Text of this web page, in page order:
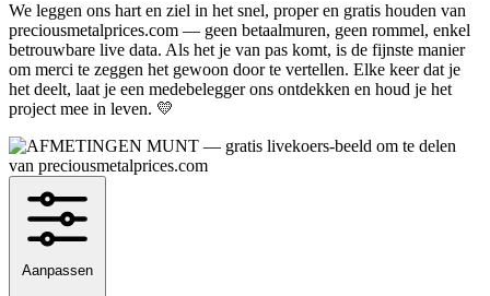
We leggen ons hart en ziel in het snel, proper en gratis houden van
preciousmetalprices.com — geen betaalmuren, geen rommel, enkel
betrouwbare live data. Als het je van pas komt, is de fijnste manier
om merci te zeggen het gewoon door te vertellen. Elke keer dat je
het deelt, laat je een medebelegger ons ontdekken en houd je het
project mee in leven. 💛
Aanpassen